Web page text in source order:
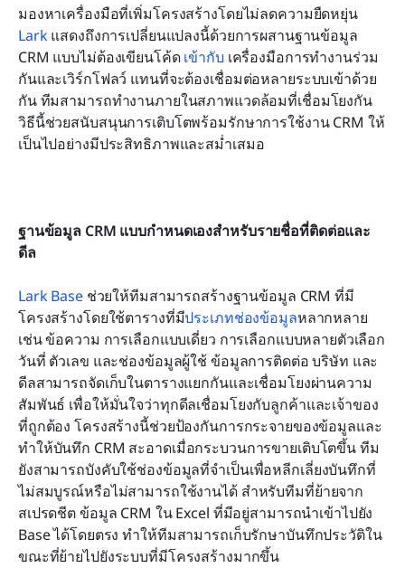
มองหาเครื่องมือที่เพิ่มโครงสร้างโดยไม่ลดความยืดหยุ่น
Lark แสดงถึงการเปลี่ยนแปลงนี้ด้วยการผสานฐานข้อมูล
CRM แบบไม่ต้องเขียนโค้ด เข้ากับ เครื่องมือการทำงานร่วม
กันและเวิร์กโฟลว์ แทนที่จะต้องเชื่อมต่อหลายระบบเข้าด้วย
กัน ทีมสามารถทำงานภายในสภาพแวดล้อมที่เชื่อมโยงกัน
วิธีนี้ช่วยสนับสนุนการเติบโตพร้อมรักษาการใช้งาน CRM ให้
เป็นไปอย่างมีประสิทธิภาพและสม่ำเสมอ
ฐานข้อมูล CRM แบบกำหนดเองสำหรับรายชื่อที่ติดต่อและ
ดีล
Lark Base ช่วยให้ทีมสามารถสร้างฐานข้อมูล CRM ที่มี
โครงสร้างโดยใช้ตารางที่มีประเภทช่องข้อมูลหลากหลาย
เช่น ข้อความ การเลือกแบบเดี่ยว การเลือกแบบหลายตัวเลือก
วันที่ ตัวเลข และช่องข้อมูลผู้ใช้ ข้อมูลการติดต่อ บริษัท และ
ดีลสามารถจัดเก็บในตารางแยกกันและเชื่อมโยงผ่านความ
สัมพันธ์ เพื่อให้มั่นใจว่าทุกดีลเชื่อมโยงกับลูกค้าและเจ้าของ
ที่ถูกต้อง โครงสร้างนี้ช่วยป้องกันการกระจายของข้อมูลและ
ทำให้บันทึก CRM สะอาดเมื่อกระบวนการขายเติบโตขึ้น ทีม
ยังสามารถบังคับใช้ช่องข้อมูลที่จำเป็นเพื่อหลีกเลี่ยงบันทึกที่
ไม่สมบูรณ์หรือไม่สามารถใช้งานได้ สำหรับทีมที่ย้ายจาก
สเปรดชีต ข้อมูล CRM ใน Excel ที่มีอยู่สามารถนำเข้าไปยัง
Base ได้โดยตรง ทำให้ทีมสามารถเก็บรักษาบันทึกประวัติใน
ขณะที่ย้ายไปยังระบบที่มีโครงสร้างมากขึ้น